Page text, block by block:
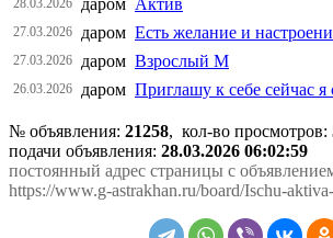
28.03.2026
27.03.2026 даром Есть желание и
27.03.2026 даром Взрослый М
26.03.2026 даром Приглашу к себе сейчас
№ объявления: 21258, кол-во просмотров:
подачи объявления: 28.03.2026 06:02:59
постоянный адрес страницы с
https://www.g-astrakhan.ru/board/Ischu-